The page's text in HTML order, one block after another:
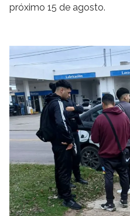
próximo 15 de agosto.